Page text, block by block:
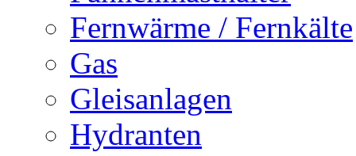
Fernwärme / Fernkälte
Gas
Gleisanlagen
Hydranten